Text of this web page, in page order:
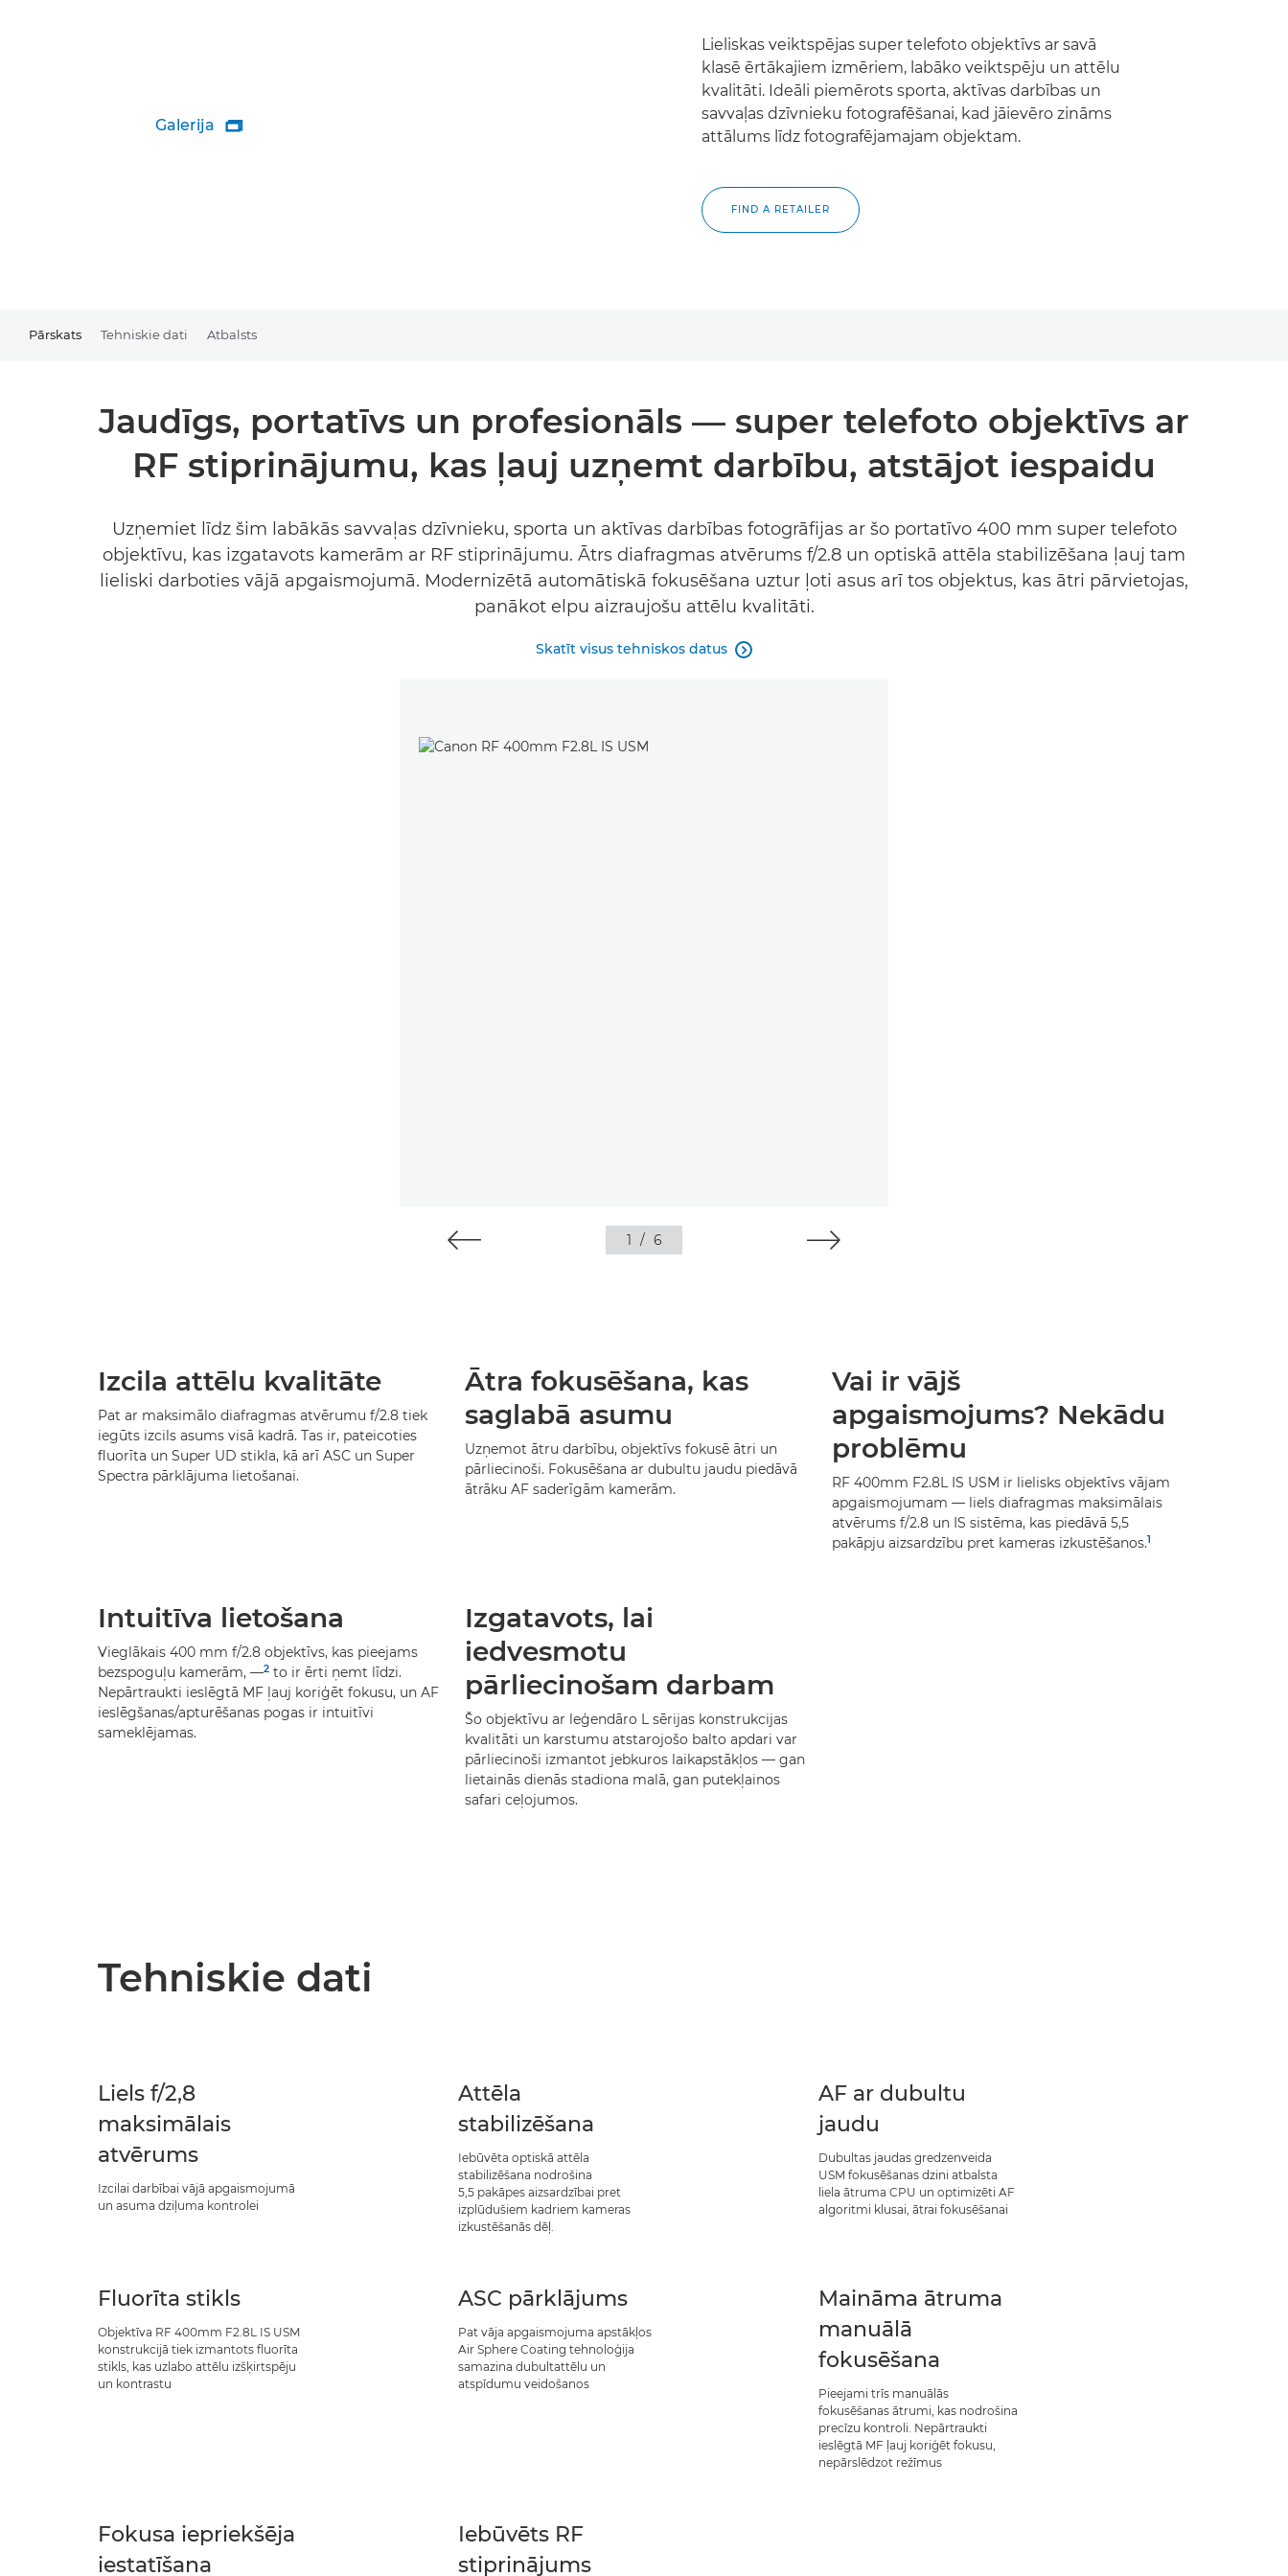
Galerija 
Lieliskas veiktspējas super telefoto objektīvs ar savā
klasē ērtākajiem izmēriem, labāko veiktspēju un attēlu
kvalitāti. Ideāli piemērots sporta, aktīvas darbības un
savvaļas dzīvnieku fotografēšanai, kad jāievēro zināms
attālums līdz fotografējamajam objektam.
FIND A RETAILER
Pārskats Tehniskie dati Atbalsts
Jaudīgs, portatīvs un profesionāls — super telefoto objektīvs ar
RF stiprinājumu, kas ļauj uzņemt darbību, atstājot iespaidu
Uzņemiet līdz šim labākās savvaļas dzīvnieku, sporta un aktīvas darbības fotogrāfijas ar šo portatīvo 400 mm super telefoto
objektīvu, kas izgatavots kamerām ar RF stiprinājumu. Ātrs diafragmas atvērums f/2.8 un optiskā attēla stabilizēšana ļauj tam
lieliski darboties vājā apgaismojumā. Modernizētā automātiskā fokusēšana uztur ļoti asus arī tos objektus, kas ātri pārvietojas,
panākot elpu aizraujošu attēlu kvalitāti.
Skatīt visus tehniskos datus 
1 / 6
Izcila attēlu kvalitāte
Pat ar maksimālo diafragmas atvērumu f/2.8 tiek
iegūts izcils asums visā kadrā. Tas ir, pateicoties
fluorīta un Super UD stikla, kā arī ASC un Super
Spectra pārklājuma lietošanai.
Ātra fokusēšana, kas
saglabā asumu
Uzņemot ātru darbību, objektīvs fokusē ātri un
pārliecinoši. Fokusēšana ar dubultu jaudu piedāvā
ātrāku AF saderīgām kamerām.
Vai ir vājš
apgaismojums? Nekādu
problēmu
RF 400mm F2.8L IS USM ir lielisks objektīvs vājam
apgaismojumam — liels diafragmas maksimālais
atvērums f/2.8 un IS sistēma, kas piedāvā 5,5
pakāpju aizsardzību pret kameras izkustēšanos.1
Intuitīva lietošana
Vieglākais 400 mm f/2.8 objektīvs, kas pieejams
bezspoguļu kamerām, —2 to ir ērti ņemt līdzi.
Nepārtraukti ieslēgtā MF ļauj koriģēt fokusu, un AF
ieslēgšanas/apturēšanas pogas ir intuitīvi
sameklējamas.
Izgatavots, lai
iedvesmotu
pārliecinošam darbam
Šo objektīvu ar leģendāro L sērijas konstrukcijas
kvalitāti un karstumu atstarojošo balto apdari var
pārliecinoši izmantot jebkuros laikapstākļos — gan
lietainās dienās stadiona malā, gan putekļainos
safari ceļojumos.
Tehniskie dati
Liels f/2,8
maksimālais
atvērums
Izcilai darbībai vājā apgaismojumā
un asuma dziļuma kontrolei
Attēla
stabilizēšana
Iebūvēta optiskā attēla
stabilizēšana nodrošina
5,5 pakāpes aizsardzībai pret
izplūdušiem kadriem kameras
izkustēšanās dēļ.
AF ar dubultu
jaudu
Dubultas jaudas gredzenveida
USM fokusēšanas dzini atbalsta
liela ātruma CPU un optimizēti AF
algoritmi klusai, ātrai fokusēšanai
Fluorīta stikls
Objektīva RF 400mm F2.8L IS USM
konstrukcijā tiek izmantots fluorīta
stikls, kas uzlabo attēlu izšķirtspēju
un kontrastu
ASC pārklājums
Pat vāja apgaismojuma apstākļos
Air Sphere Coating tehnoloģija
samazina dubultattēlu un
atspīdumu veidošanos
Maināma ātruma
manuālā
fokusēšana
Pieejami trīs manuālās
fokusēšanas ātrumi, kas nodrošina
precīzu kontroli. Nepārtraukti
ieslēgtā MF ļauj koriģēt fokusu,
nepārslēdzot režīmus
Fokusa iepriekšēja
iestatīšana
Iebūvēts RF
stiprinājums